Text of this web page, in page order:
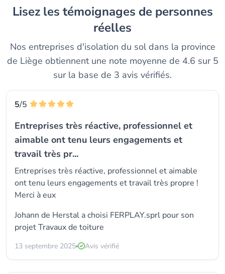
Lisez les témoignages de personnes
réelles
Nos entreprises d'isolation du sol dans la province
de Liège obtiennent une note moyenne de 4.6 sur 5
sur la base de 3 avis vérifiés.
5/5
Entreprises très réactive, professionnel et
aimable ont tenu leurs engagements et
travail très pr...
Entreprises très réactive, professionnel et aimable
ont tenu leurs engagements et travail très propre !
Merci à eux
Johann de Herstal a choisi FERPLAY.sprl pour son
projet Travaux de toiture
13 septembre 2025 Avis vérifié